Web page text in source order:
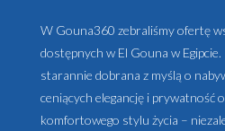
W Gouna360 zebraliśmy ofertę
dostępnych w El Gouna w Egipcie.
starannie dobrana z myślą o
ceniących elegancję i prywatność
komfortowego stylu życia –